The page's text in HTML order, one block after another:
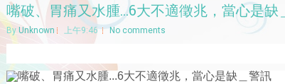
嘴破、胃痛又水腫...6大不適徵兆，當心是缺
By Unknown 上午9:46 No comments